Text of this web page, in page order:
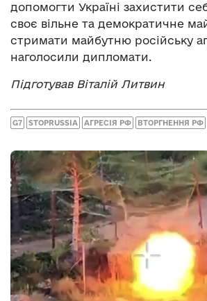
допомогти Україні захистити
своє вільне та демократичне
стримати майбутню російську
наголосили дипломати.
Підготував Віталій Литвин
G7 STOPRUSSIA АГРЕСІЯ РФ ВТОРГНЕННЯ РФ